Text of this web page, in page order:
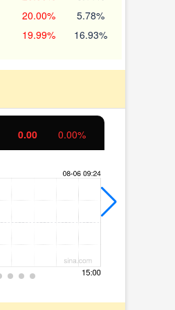
20.00% 5.78%
19.99% 16.93%
0.00 0.00%